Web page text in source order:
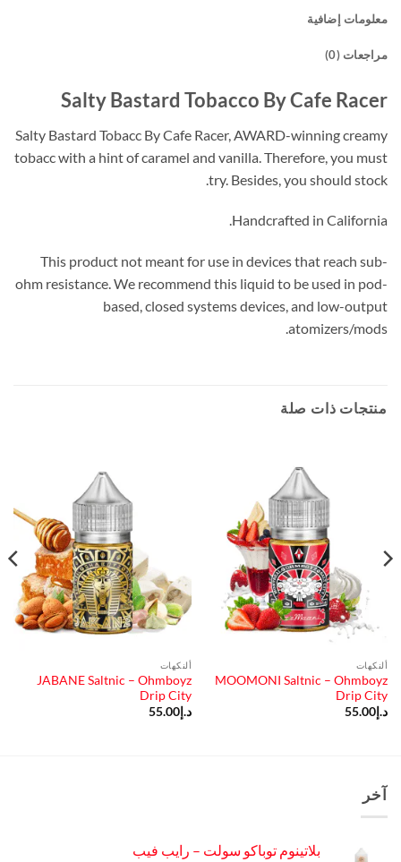
معلومات إضافية
مراجعات (0)
Salty Bastard Tobacco By Cafe Racer
Salty Bastard Tobacc By Cafe Racer, AWARD-winning creamy
tobacc with a hint of caramel and vanilla. Therefore, you must
try. Besides, you should stock.
Handcrafted in California.
This product not meant for use in devices that reach sub-
ohm resistance. We recommend this liquid to be used in pod-
based, closed systems devices, and low-output
atomizers/mods.
منتجات ذات صلة
ألنكهات
MOOMONI Saltnic – Ohmboyz
Drip City
د.إ 55.00
ألنكهات
JABANE Saltnic – Ohmboyz
Drip City
د.إ 55.00
آخر
بلاتينوم توباكو سولت – رايب فيب